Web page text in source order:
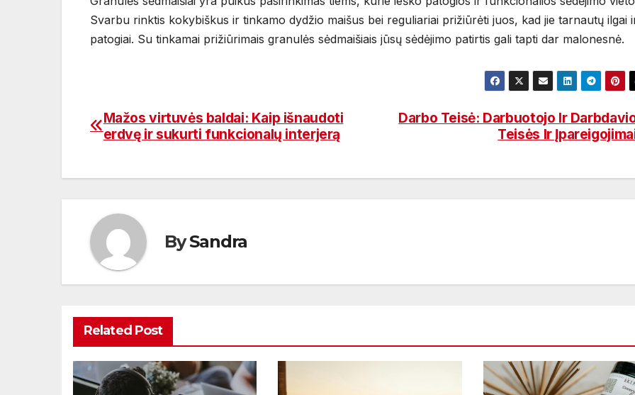
Svarbu rinktis kokybiškus ir tinkamo dydžio maišus bei reguliariai prižiūrėti juos, kad jie tarnautų ilgai
patogiai. Su tinkamai prižiūrimais granulės sėdmaišiais jūsų sėdėjimo patirtis gali tapti dar malonesnė.
Navigacija
įrašų
Darbo Teisė: Darbuotojo Ir
Teisės Ir
Mažos virtuvės baldai: Kaip išnaudoti
erdvę ir sukurti funkcionalų interjerą
BySandra
Related Post